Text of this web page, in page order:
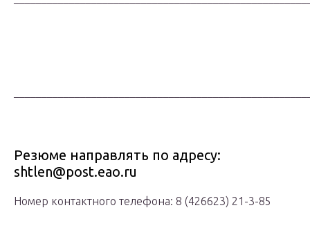
Резюме направлять по адресу:
shtlen@post.eao.ru
Номер контактного телефона: 8 (426623) 21-3-85